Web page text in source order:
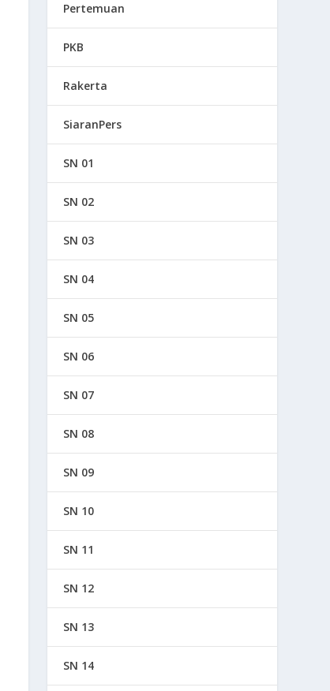
Pertemuan
PKB
Rakerta
SiaranPers
SN 01
SN 02
SN 03
SN 04
SN 05
SN 06
SN 07
SN 08
SN 09
SN 10
SN 11
SN 12
SN 13
SN 14